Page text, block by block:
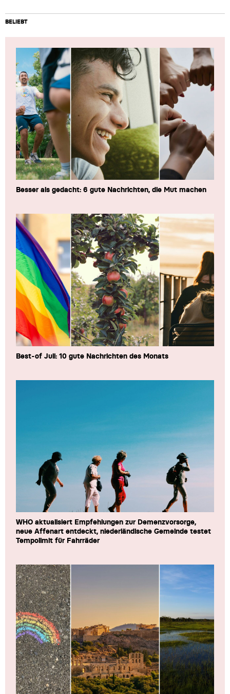
BELIEBT
Besser als gedacht: 6 gute Nachrichten, die Mut machen
Best-of Juli: 10 gute Nachrichten des Monats
WHO aktualisiert Empfehlungen zur Demenzvorsorge,
neue Affenart entdeckt, niederländische Gemeinde testet
Tempolimit für Fahrräder